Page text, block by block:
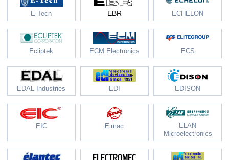
E-Tech EBR ECHELON
Ecliptek ECM Electronics ECS
EDAL Industries EDI EDISON
EIC Eimac
ELAN
Microelectronics